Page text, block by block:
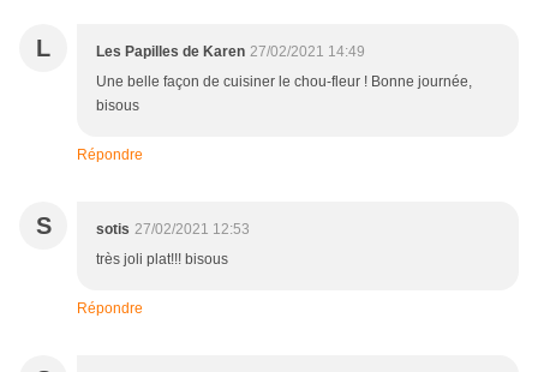
L Les Papilles de Karen 27/02/2021 14:49
Une belle façon de cuisiner le chou-fleur ! Bonne journée,
bisous
Répondre
S sotis 27/02/2021 12:53
très joli plat!!! bisous
Répondre